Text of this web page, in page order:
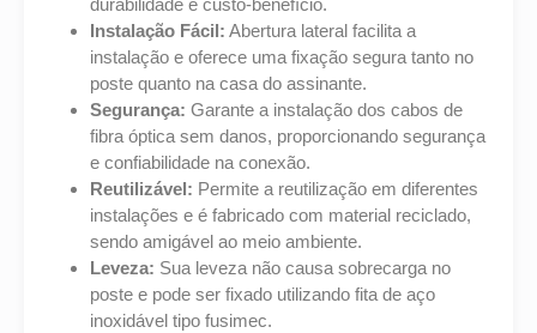
durabilidade e custo-benefício.
Instalação Fácil: Abertura lateral facilita a
instalação e oferece uma fixação segura tanto no
poste quanto na casa do assinante.
Segurança: Garante a instalação dos cabos de
fibra óptica sem danos, proporcionando segurança
e confiabilidade na conexão.
Reutilizável: Permite a reutilização em diferentes
instalações e é fabricado com material reciclado,
sendo amigável ao meio ambiente.
Leveza: Sua leveza não causa sobrecarga no
poste e pode ser fixado utilizando fita de aço
inoxidável tipo fusimec.